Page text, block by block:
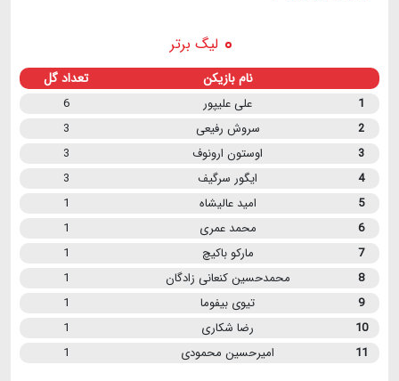
لیگ برتر
نام بازیکن تعداد گل
1 علی علیپور
6
2
سروش رفیعی
3
3
اوستون ارونوف
3
4
ایگور سرگیف
3
5
امید عالیشاه
1
6
محمد عمری
1
7
مارکو باکیچ
1
8
محمدحسین کنعانی زادگان
1
9
تیوی بیفوما
1
10
رضا شکاری
1
11
امیرحسین محمودی 1